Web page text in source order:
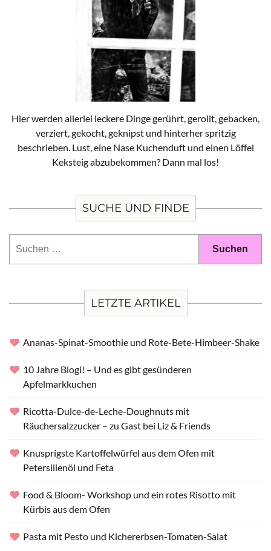
Hier werden allerlei leckere Dinge gerührt, gerollt, gebacken,
verziert, gekocht, geknipst und hinterher spritzig
beschrieben. Lust, eine Nase Kuchenduft und einen Löffel
Keksteig abzubekommen? Dann mal los!
SUCHE UND FINDE
LETZTE ARTIKEL
Ananas-Spinat-Smoothie und Rote-Bete-Himbeer-Shake
10 Jahre Blogi! – Und es gibt gesünderen
Apfelmarkkuchen
Ricotta-Dulce-de-Leche-Doughnuts mit
Räuchersalzzucker – zu Gast bei Liz & Friends
Knusprigste Kartoffelwürfel aus dem Ofen mit
Petersilienöl und Feta
Food & Bloom- Workshop und ein rotes Risotto mit
Kürbis aus dem Ofen
Pasta mit Pesto und Kichererbsen-Tomaten-Salat